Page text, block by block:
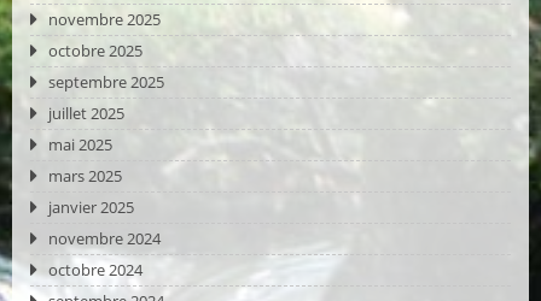
novembre 2025
octobre 2025
septembre 2025
juillet 2025
mai 2025
mars 2025
janvier 2025
novembre 2024
octobre 2024